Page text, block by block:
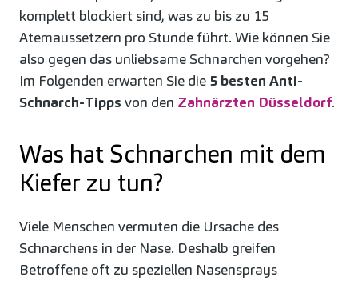
komplett blockiert sind, was zu bis zu 15
Atemaussetzern pro Stunde führt. Wie können Sie
also gegen das unliebsame Schnarchen vorgehen?
Im Folgenden erwarten Sie die 5 besten Anti-
Schnarch-Tipps von den Zahnärzten Düsseldorf.
Was hat Schnarchen mit dem
Kiefer zu tun?
Viele Menschen vermuten die Ursache des
Schnarchens in der Nase. Deshalb greifen
Betroffene oft zu speziellen Nasensprays